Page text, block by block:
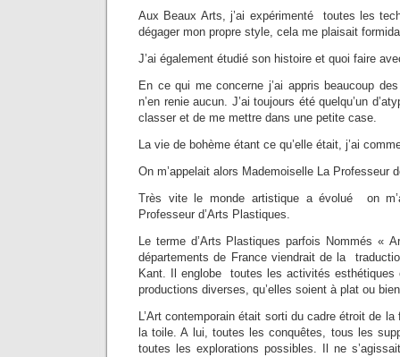
Aux Beaux Arts, j’ai expérimenté toutes les
dégager mon propre style, cela me plaisait
J’ai également étudié son histoire et quoi faire
En ce qui me concerne j’ai appris beaucoup
n’en renie aucun. J’ai toujours été quelqu’un
classer et de me mettre dans une petite case.
La vie de bohème étant ce qu’elle était, j’ai
On m’appelait alors Mademoiselle La Professeur
Très vite le monde artistique a évolué on
Professeur d’Arts Plastiques.
Le terme d’Arts Plastiques parfois Nommés «
départements de France viendrait de la
Kant. Il englobe toutes les activités esthétiques
productions diverses, qu’elles soient à plat ou
L’Art contemporain était sorti du cadre étroit de
la toile. A lui, toutes les conquêtes, tous les
toutes les explorations possibles. Il ne